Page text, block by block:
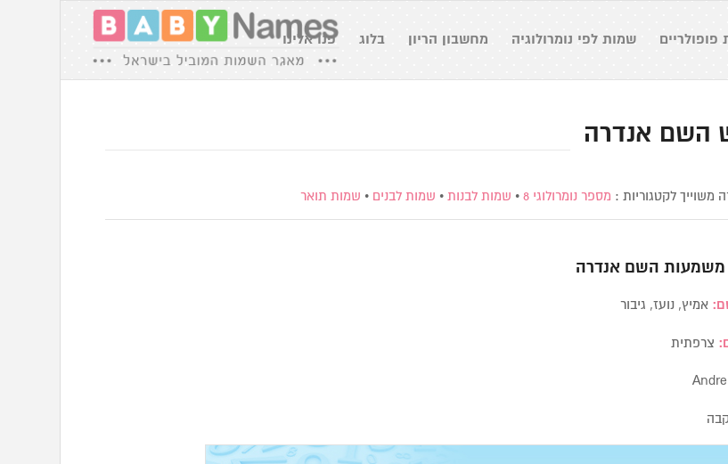
פופולריים שמות לפי נומרולוגיה מחשבון הריון בלוג פנו אלינו
השם אנדרה
משוייך לקטגוריות : מספר נומרולוגי 8 • שמות לבנות • שמות לבנים • שמות תואר
משמעות השם אנדרה
אמיץ, נועז, גיבור
צרפתית